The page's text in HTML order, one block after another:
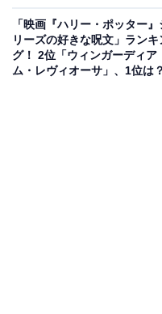
施設！ 映画の世界に飛
たちになった気分をリア
ひ、お気に入りのキャラ
「映画『ハリー・ポッター』
リーズの好きな呪文」ランキ
グ！ 2位「ウィンガーディア
ム・レヴィオーサ」、1位は？